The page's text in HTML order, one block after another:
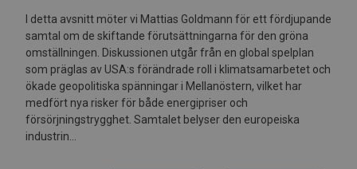
I detta avsnitt möter vi Mattias Goldmann för ett fördjupande
samtal om de skiftande förutsättningarna för den gröna
omställningen. Diskussionen utgår från en global spelplan
som präglas av USA:s förändrade roll i klimatsamarbetet och
ökade geopolitiska spänningar i Mellanöstern, vilket har
medfört nya risker för både energipriser och
försörjningstrygghet. Samtalet belyser den europeiska
industrin...